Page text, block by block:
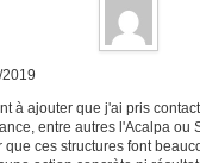
2019
à ajouter que j'ai pris
entre autres l'Acalpa ou
ces structures font